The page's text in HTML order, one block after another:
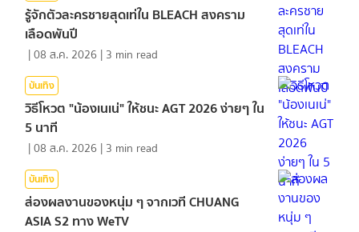
รู้จักตัวละครชายสุดเท่ใน BLEACH สงคราม
เลือดพันปี
|08 ส.ค. 2026 | 3 min read
บันเทิง
วิธีโหวต "น้องเนเน่" ให้ชนะ AGT 2026 ง่ายๆ ใน
5 นาที
|08 ส.ค. 2026 | 3 min read
บันเทิง
ส่องผลงานของหนุ่ม ๆ จากเวที CHUANG
ASIA S2 ทาง WeTV